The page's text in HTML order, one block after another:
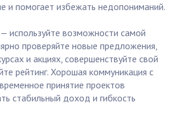
и помогает избежать недопониманий.
используйте возможности самой
проверяйте новые предложения,
и акциях, совершенствуйте свой
рейтинг. Хорошая коммуникация с
принятие проектов
стабильный доход и гибкость